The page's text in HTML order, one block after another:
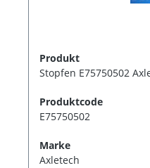
Produkt
Stopfen E75750502
Produktcode
E75750502
Marke
Axletech